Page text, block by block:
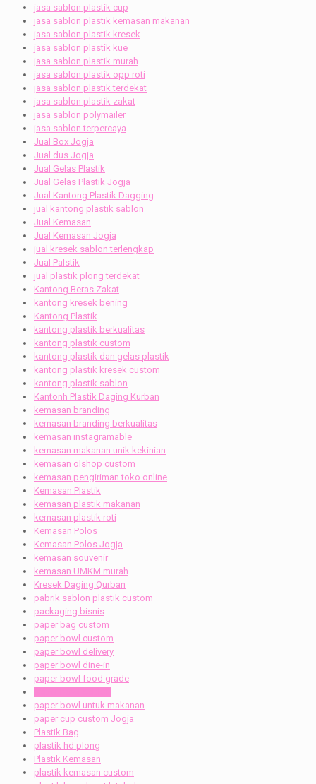
jasa sablon plastik cup
jasa sablon plastik kemasan makanan
jasa sablon plastik kresek
jasa sablon plastik kue
jasa sablon plastik murah
jasa sablon plastik opp roti
jasa sablon plastik terdekat
jasa sablon plastik zakat
jasa sablon polymailer
jasa sablon terpercaya
Jual Box Jogja
Jual dus Jogja
Jual Gelas Plastik
Jual Gelas Plastik Jogja
Jual Kantong Plastik Dagging
jual kantong plastik sablon
Jual Kemasan
Jual Kemasan Jogja
jual kresek sablon terlengkap
Jual Palstik
jual plastik plong terdekat
Kantong Beras Zakat
kantong kresek bening
Kantong Plastik
kantong plastik berkualitas
kantong plastik custom
kantong plastik dan gelas plastik
kantong plastik kresek custom
kantong plastik sablon
Kantonh Plastik Daging Kurban
kemasan branding
kemasan branding berkualitas
kemasan instagramable
kemasan makanan unik kekinian
kemasan olshop custom
kemasan pengiriman toko online
Kemasan Plastik
kemasan plastik makanan
kemasan plastik roti
Kemasan Polos
Kemasan Polos Jogja
kemasan souvenir
kemasan UMKM murah
Kresek Daging Qurban
pabrik sablon plastik custom
packaging bisnis
paper bag custom
paper bowl custom
paper bowl delivery
paper bowl dine-in
paper bowl food grade
paper bowl untuk makanan
paper cup custom Jogja
Plastik Bag
plastik hd plong
Plastik Kemasan
plastik kemasan custom